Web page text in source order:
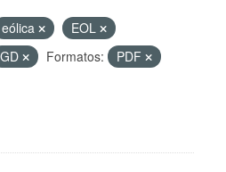
eólica
EOL
GD Formatos:
PDF